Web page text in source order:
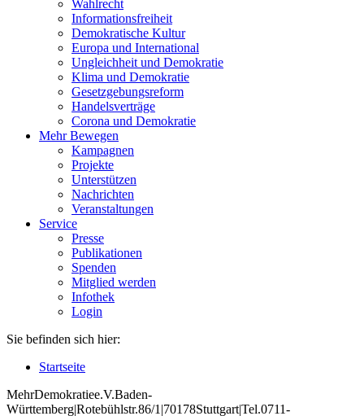
Wahlrecht
Informationsfreiheit
Demokratische Kultur
Europa und International
Ungleichheit und Demokratie
Klima und Demokratie
Gesetzgebungsreform
Handelsverträge
Corona und Demokratie
Mehr Bewegen
Kampagnen
Projekte
Unterstützen
Nachrichten
Veranstaltungen
Service
Presse
Publikationen
Spenden
Mitglied werden
Infothek
Login
Sie befinden sich hier:
Startseite
MehrDemokratiee.V.Baden-
Württemberg|Rotebühlstr.86/1 |70178Stuttgart|Tel.0711-